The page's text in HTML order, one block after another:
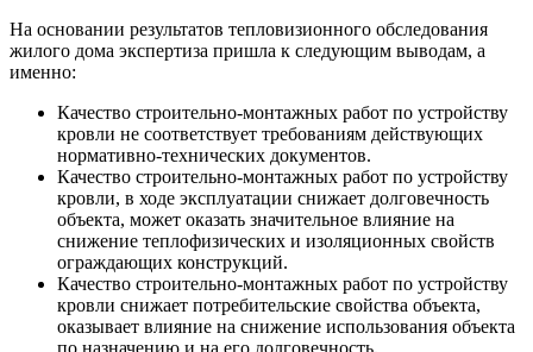
На основании результатов тепловизионного обследования
жилого дома экспертиза пришла к следующим выводам, а
именно:
Качество строительно-монтажных работ по устройству
кровли не соответствует требованиям действующих
нормативно-технических документов.
Качество строительно-монтажных работ по устройству
кровли, в ходе эксплуатации снижает долговечность
объекта, может оказать значительное влияние на
снижение теплофизических и изоляционных свойств
ограждающих конструкций.
Качество строительно-монтажных работ по устройству
кровли снижает потребительские свойства объекта,
оказывает влияние на снижение использования объекта
по назначению и на его долговечность.